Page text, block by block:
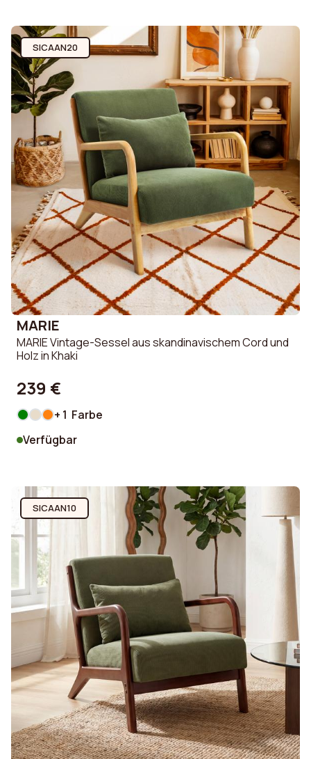
SICAAN20
MARIE
MARIE Vintage-Sessel aus skandinavischem Cord und
Holz in Khaki
239 €
+ 1 Farbe
Verfügbar
SICAAN10